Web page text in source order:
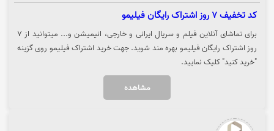
کد تخفیف 7 روز اشتراک رایگان فیلیمو
برای تماشای آنلاین فیلم و سریال ایرانی و خارجی، انیمیشن و... میتوانید از 7
روز اشتراک رایگان فیلیمو بهره مند شوید. جهت خرید اشتراک فیلیمو روی گزینه
"خرید کنید" کلیک نمایید.
مشاهده